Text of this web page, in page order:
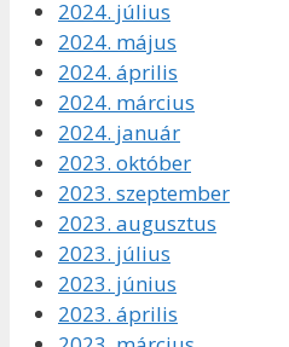
2024. július
2024. május
2024. április
2024. március
2024. január
2023. október
2023. szeptember
2023. augusztus
2023. július
2023. június
2023. április